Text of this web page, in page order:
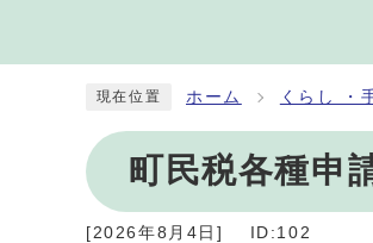
現在位置 ホーム くらし ・
町民税各種申
[2026年8月4日] ID:102